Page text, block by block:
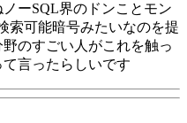
ーSQL界のドンことモン
索可能暗号みたいなのを提
のすごい人がこれを触っ
言ったらしいです